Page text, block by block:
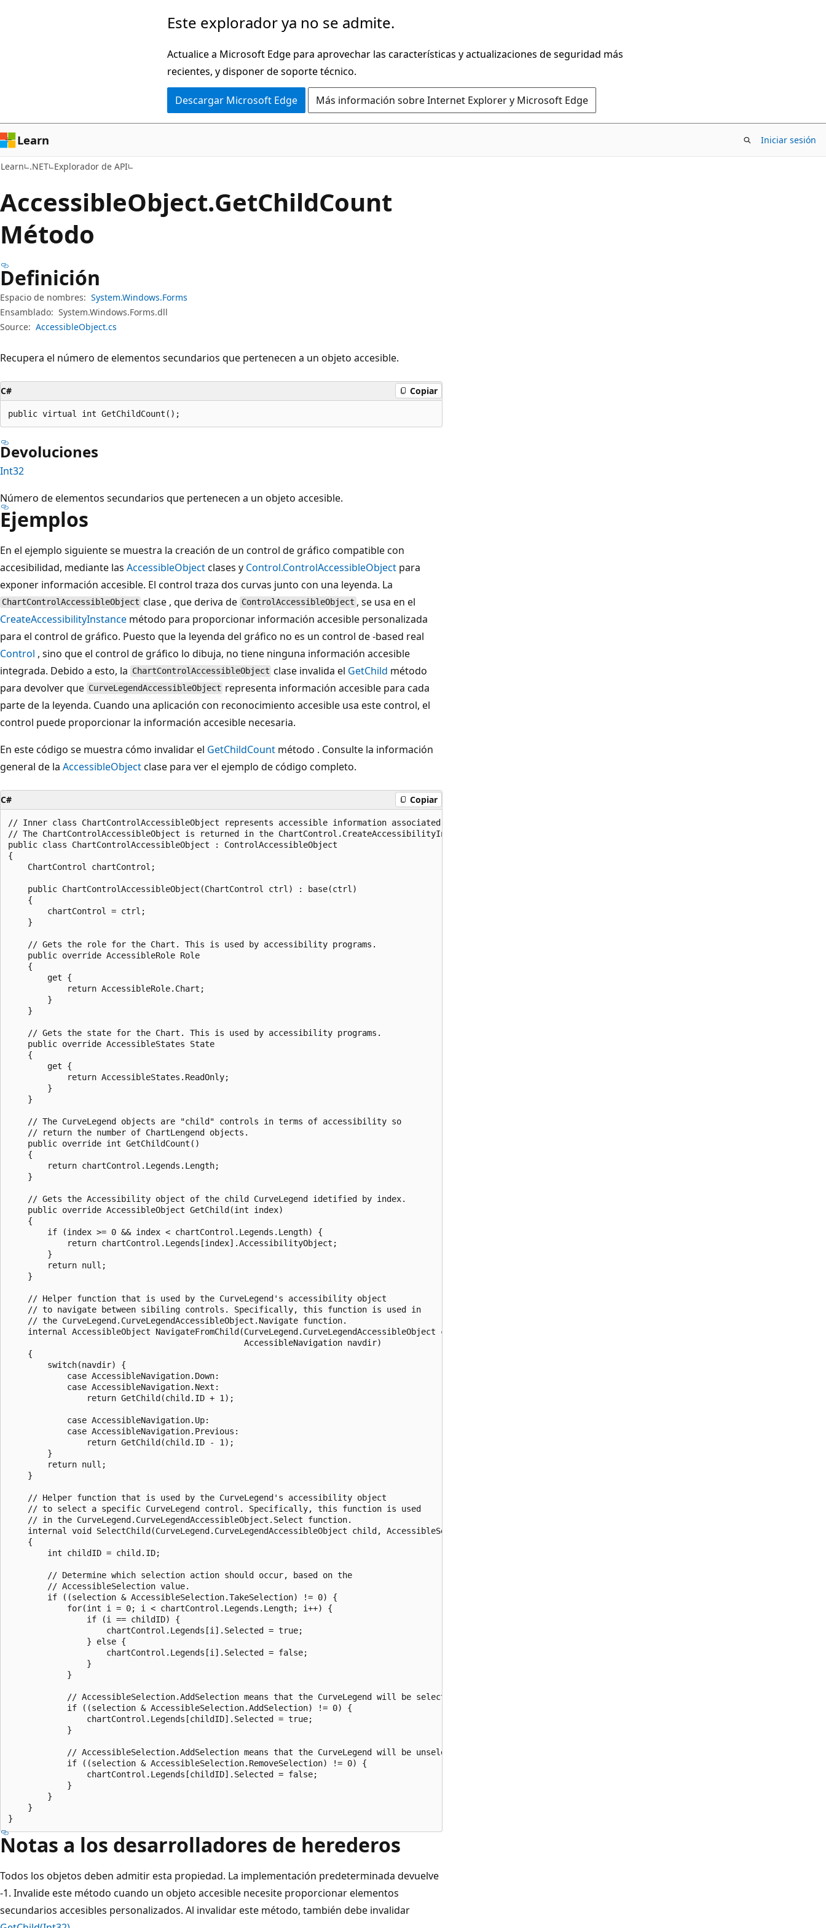
página
Este explorador ya no se admite.
Actualice a Microsoft Edge para aprovechar las características y actualizaciones de seguridad más
recientes, y disponer de soporte técnico.
Descargar Microsoft Edge Más información sobre Internet Explorer y Microsoft Edge
Learn Iniciar sesión
Learn .NET Explorador de API
AccessibleObject.GetChildCount
Método
Definición
Espacio de nombres: System.Windows.Forms
Ensamblado: System.Windows.Forms.dll
Source: AccessibleObject.cs
Recupera el número de elementos secundarios que pertenecen a un objeto accesible.
C# Copiar
public virtual int GetChildCount();
Devoluciones
Int32
Número de elementos secundarios que pertenecen a un objeto accesible.
Ejemplos
En el ejemplo siguiente se muestra la creación de un control de gráfico compatible con
accesibilidad, mediante las AccessibleObjectclases y Control.ControlAccessibleObject para
exponer información accesible. El control traza dos curvas junto con una leyenda. La
ChartControlAccessibleObject clase , que deriva de ControlAccessibleObject , se usa en el
CreateAccessibilityInstance método para proporcionar información accesible personalizada
para el control de gráfico. Puesto que la leyenda del gráfico no es un control de -based real
Control , sino que el control de gráfico lo dibuja, no tiene ninguna información accesible
integrada. Debido a esto, la ChartControlAccessibleObject clase invalida el GetChild método
para devolver que CurveLegendAccessibleObject representa información accesible para cada
parte de la leyenda. Cuando una aplicación con reconocimiento accesible usa este control, el
control puede proporcionar la información accesible necesaria.
En este código se muestra cómo invalidar el GetChildCount método . Consulte la información
general de la AccessibleObjectclase para ver el ejemplo de código completo.
C# Copiar
// Inner class ChartControlAccessibleObject represents accessible information associated with the ChartControl.
// The ChartControlAccessibleObject is returned in the ChartControl.CreateAccessibilityInstance override.
public class ChartControlAccessibleObject : ControlAccessibleObject
{
    ChartControl chartControl;
    public ChartControlAccessibleObject(ChartControl ctrl) : base(ctrl)
    {
        chartControl = ctrl;
    }
    // Gets the role for the Chart. This is used by accessibility programs.
    public override AccessibleRole Role
    {
        get {
            return AccessibleRole.Chart;
        }
    }
    // Gets the state for the Chart. This is used by accessibility programs.
    public override AccessibleStates State
    {
        get {
            return AccessibleStates.ReadOnly;
        }
    }
    // The CurveLegend objects are "child" controls in terms of accessibility so
    // return the number of ChartLengend objects.
    public override int GetChildCount()
    {
        return chartControl.Legends.Length;
    }
    // Gets the Accessibility object of the child CurveLegend idetified by index.
    public override AccessibleObject GetChild(int index)
    {
        if (index >= 0 && index < chartControl.Legends.Length) {
            return chartControl.Legends[index].AccessibilityObject;
        }
        return null;
    }
    // Helper function that is used by the CurveLegend's accessibility object
    // to navigate between sibiling controls. Specifically, this function is used in
    // the CurveLegend.CurveLegendAccessibleObject.Navigate function.
    internal AccessibleObject NavigateFromChild(CurveLegend.CurveLegendAccessibleObject child,
                                                AccessibleNavigation navdir)
    {
        switch(navdir) {
            case AccessibleNavigation.Down:
            case AccessibleNavigation.Next:
                return GetChild(child.ID + 1);
            case AccessibleNavigation.Up:
            case AccessibleNavigation.Previous:
                return GetChild(child.ID - 1);
        }
        return null;
    }
    // Helper function that is used by the CurveLegend's accessibility object
    // to select a specific CurveLegend control. Specifically, this function is used
    // in the CurveLegend.CurveLegendAccessibleObject.Select function.
    internal void SelectChild(CurveLegend.CurveLegendAccessibleObject child, AccessibleSelection selection)
    {
        int childID = child.ID;
        // Determine which selection action should occur, based on the
        // AccessibleSelection value.
        if ((selection & AccessibleSelection.TakeSelection) != 0) {
            for(int i = 0; i < chartControl.Legends.Length; i++) {
                if (i == childID) {
                    chartControl.Legends[i].Selected = true;
                } else {
                    chartControl.Legends[i].Selected = false;
                }
            }
            // AccessibleSelection.AddSelection means that the CurveLegend will be selected.
            if ((selection & AccessibleSelection.AddSelection) != 0) {
                chartControl.Legends[childID].Selected = true;
            }
            // AccessibleSelection.AddSelection means that the CurveLegend will be unselected.
            if ((selection & AccessibleSelection.RemoveSelection) != 0) {
                chartControl.Legends[childID].Selected = false;
            }
        }
    }
Notas a los desarrolladores de herederos
Todos los objetos deben admitir esta propiedad. La implementación predeterminada devuelve
-1. Invalide este método cuando un objeto accesible necesite proporcionar elementos
secundarios accesibles personalizados. Al invalidar este método, también debe invalidar